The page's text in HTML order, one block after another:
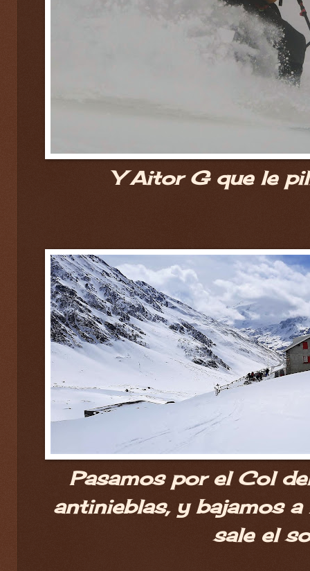
Y Aitor G que le
Pasamos por el Col
antinieblas, y bajamos
sale el